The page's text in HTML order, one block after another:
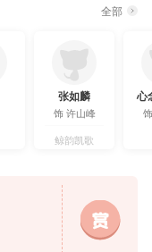
全部
张如麟
饰许山峰
鲸韵凯歌
心